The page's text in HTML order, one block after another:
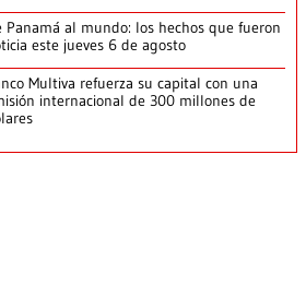
Panamá al mundo: los hechos que fueron
este jueves 6 de agosto
Multiva refuerza su capital con una
internacional de 300 millones de